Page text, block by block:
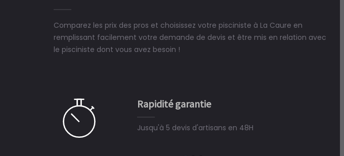
Comparez les prix des pros et choisissez votre pisciniste à La Caure en
remplissant facilement votre demande de devis et être mis en relation avec
le pisciniste dont vous avez besoin !
Rapidité garantie
Jusqu'à 5 devis d'artisans en 48H
ne peut plus s'en passer.
Le rêve devient enfin réalité, une piscine est bien
construit chez moi.